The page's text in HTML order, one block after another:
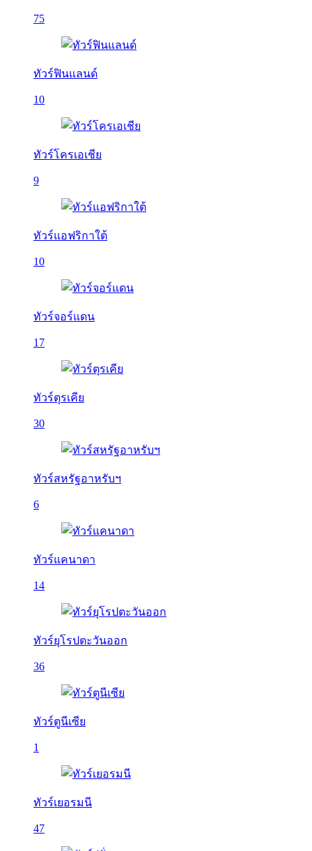
75
ทัวร์ฟินแลนด์
10
ทัวร์โครเอเชีย
9
ทัวร์แอฟริกาใต้
10
ทัวร์จอร์แดน
17
ทัวร์ตุรเคีย
30
ทัวร์สหรัฐอาหรับฯ
6
ทัวร์แคนาดา
14
ทัวร์ยุโรปตะวันออก
36
ทัวร์ตูนีเซีย
1
ทัวร์เยอรมนี
47